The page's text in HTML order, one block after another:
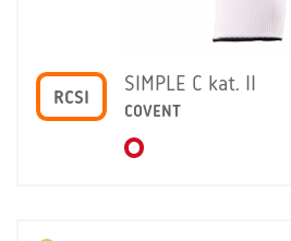
RCSI
SIMPLE C kat. II
COVENT